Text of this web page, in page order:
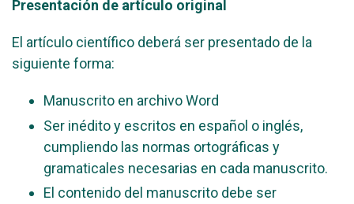
Presentación de artículo original
El artículo científico deberá ser presentado de la
siguiente forma:
Manuscrito en archivo Word
Ser inédito y escritos en español o inglés,
cumpliendo las normas ortográficas y
gramaticales necesarias en cada manuscrito.
El contenido del manuscrito debe ser